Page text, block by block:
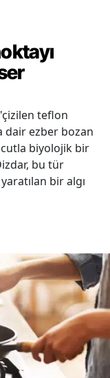
teflon
dair ezber bozan
biyolojik bir
bu tür
bir algı